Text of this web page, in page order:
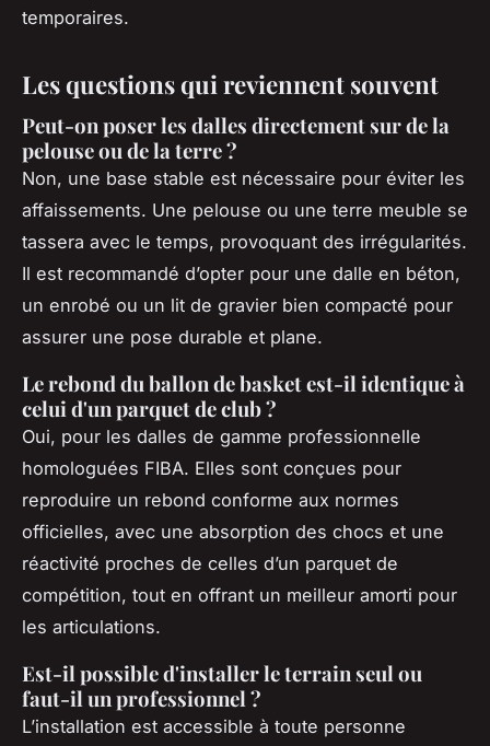
temporaires.
Les questions qui reviennent souvent
Peut-on poser les dalles directement sur de la
pelouse ou de la terre ?
Non, une base stable est nécessaire pour éviter les
affaissements. Une pelouse ou une terre meuble se
tassera avec le temps, provoquant des irrégularités.
Il est recommandé d’opter pour une dalle en béton,
un enrobé ou un lit de gravier bien compacté pour
assurer une pose durable et plane.
Le rebond du ballon de basket est-il identique à
celui d'un parquet de club ?
Oui, pour les dalles de gamme professionnelle
homologuées FIBA. Elles sont conçues pour
reproduire un rebond conforme aux normes
officielles, avec une absorption des chocs et une
réactivité proches de celles d’un parquet de
compétition, tout en offrant un meilleur amorti pour
les articulations.
Est-il possible d'installer le terrain seul ou
faut-il un professionnel ?
L’installation est accessible à toute personne